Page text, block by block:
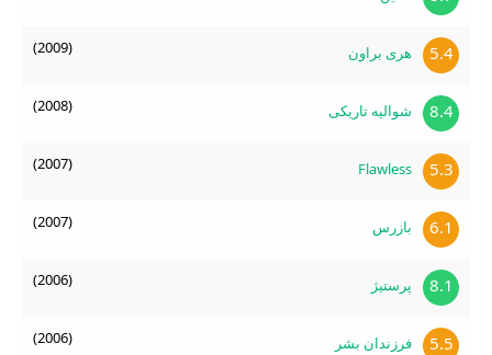
5.4 هری براون (2009)
8.4 شوالیه تاریکی (2008)
5.3
Flawless
(2007)
6.1 بازرس (2007)
8.1 پرستیژ (2006)
5.5 فرزندان بشر (2006)